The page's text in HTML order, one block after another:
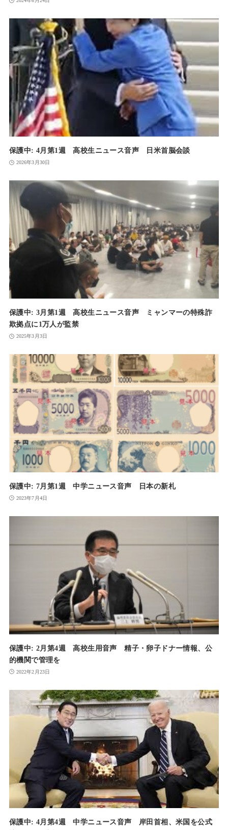
保護中: 4月第1週 高校生ニュース音声 日米首脳会談
2026年3月30日
保護中: 3月第1週 高校生ニュース音声 ミャンマーの特殊詐
欺拠点に1万人が監禁
2025年3月3日
保護中: 7月第1週 中学ニュース音声 日本の新札
2023年7月4日
保護中: 2月第4週 高校生用音声 精子・卵子ドナー情報、公
的機関で管理を
2022年2月23日
保護中: 4月第4週 中学ニュース音声 岸田首相、米国を公式